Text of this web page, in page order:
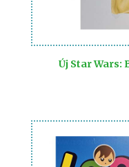
Új Star Wars: